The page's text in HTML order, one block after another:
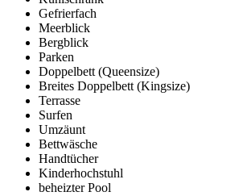
Gefrierfach
Meerblick
Bergblick
Parken
Doppelbett (Queensize)
Breites Doppelbett (Kingsize)
Terrasse
Surfen
Umzäunt
Bettwäsche
Handtücher
Kinderhochstuhl
beheizter Pool